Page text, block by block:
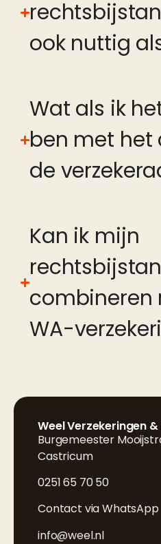
ook nuttig
Wat als ik
ben met het
de
Kan ik mijn
combineren
WA-
Weel Verzekeringen
Burgemeester
Castricum
0251 65 70 50
Contact via WhatsApp
info@weel.nl